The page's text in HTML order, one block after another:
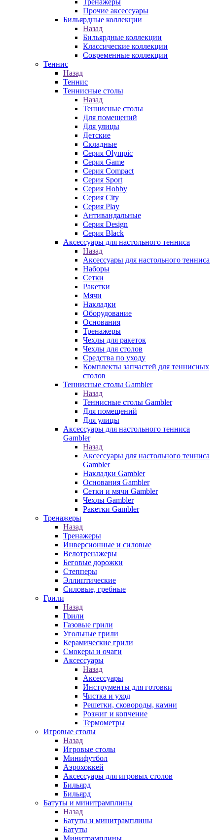
Тренажеры
Прочие аксессуары
Бильярдные коллекции
Назад
Бильярдные коллекции
Классические коллекции
Современные коллекции
Теннис
Назад
Теннис
Теннисные столы
Назад
Теннисные столы
Для помещений
Для улицы
Детские
Складные
Серия Olympic
Серия Game
Серия Compact
Серия Sport
Серия Hobby
Серия City
Серия Play
Антивандальные
Серия Design
Серия Black
Аксессуары для настольного тенниса
Назад
Аксессуары для настольного тенниса
Наборы
Сетки
Ракетки
Мячи
Накладки
Оборудование
Основания
Тренажеры
Чехлы для ракеток
Чехлы для столов
Средства по уходу
Комплекты запчастей для теннисных
столов
Теннисные столы Gambler
Назад
Теннисные столы Gambler
Для помещений
Для улицы
Аксессуары для настольного тенниса
Gambler
Назад
Аксессуары для настольного тенниса
Gambler
Накладки Gambler
Основания Gambler
Сетки и мячи Gambler
Чехлы Gambler
Ракетки Gambler
Тренажеры
Назад
Тренажеры
Инверсионные и силовые
Велотренажеры
Беговые дорожки
Степперы
Эллиптические
Силовые, гребные
Грили
Назад
Грили
Газовые грили
Угольные грили
Керамические грили
Смокеры и очаги
Аксессуары
Назад
Аксессуары
Инструменты для готовки
Чистка и уход
Решетки, сковороды, камни
Розжиг и копчение
Термометры
Игровые столы
Назад
Игровые столы
Минифутбол
Аэрохоккей
Аксессуары для игровых столов
Бильяpд
Бильяpд
Батуты и минитрамплины
Назад
Батуты и минитрамплины
Батуты
Минитрамплины